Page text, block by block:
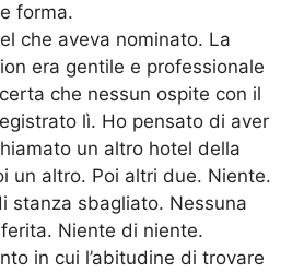
forma.
che aveva nominato. La
era gentile e professionale
che nessun ospite con il
lì. Ho pensato di aver
un altro hotel della
un altro. Poi altri due. Niente.
stanza sbagliato. Nessuna
Niente di niente.
in cui l’abitudine di trovare